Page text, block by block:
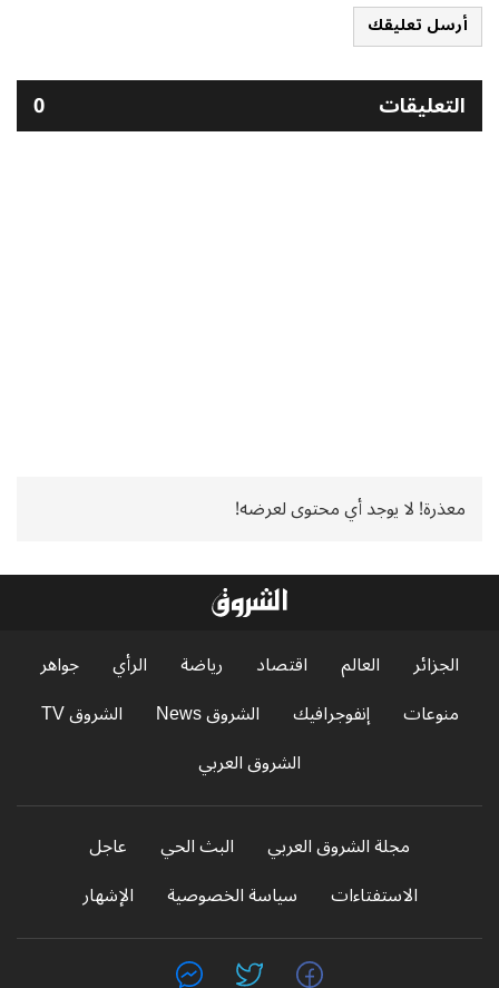
أرسل تعليقك
التعليقات 0
معذرة! لا يوجد أي محتوى لعرضه!
الجزائر العالم اقتصاد رياضة الرأي
جواهر
منوعات
إنفوجرافيك الشروق News
الشروق TV
الشروق العربي
مجلة الشروق العربي البث الحي
عاجل
الاستفتاءات
سياسة الخصوصية الإشهار